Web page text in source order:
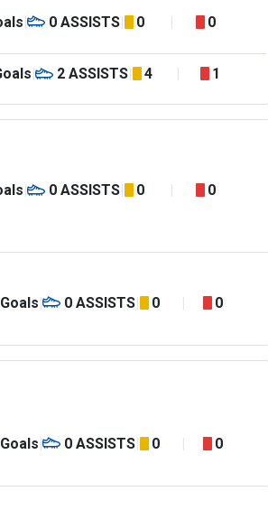
0 ASSISTS 0 0
2 ASSISTS 4 1
0 ASSISTS 0 0
Goals 0 ASSISTS 0 0
Goals 0 ASSISTS 0 0